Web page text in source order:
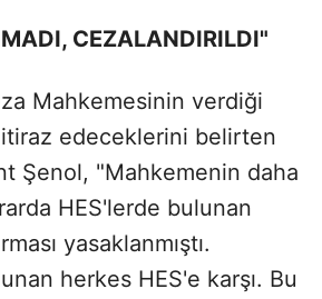
CEZALANDIRILDI"
Mahkemesinin verdiği
edeceklerini belirten
Şenol, "Mahkemenin daha
HES'lerde bulunan
yasaklanmıştı.
herkes HES'e karşı. Bu